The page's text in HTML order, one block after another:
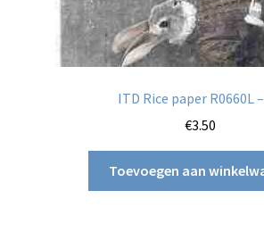
ITD Rice paper R0660L
€3.50
Toevoegen aan